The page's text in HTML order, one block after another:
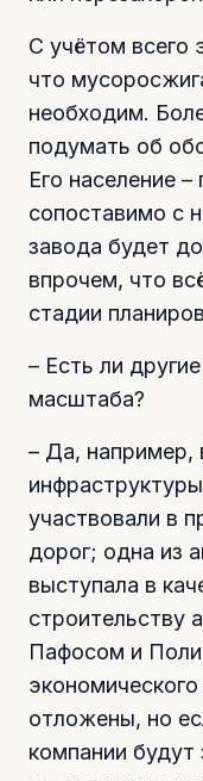
С учётом всего
что
необходим.
подумать об
Его население
сопоставимо с
завода будет
впрочем, что
стадии
– Есть ли
масштаба?
– Да, например,
участвовали в
дорог; одна из
выступала в
строительству
Пафосом и
отложены, но
компании будут